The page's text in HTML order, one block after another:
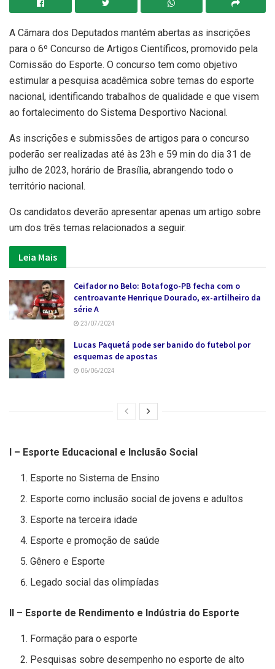
A Câmara dos Deputados mantém abertas as inscrições
para o 6º Concurso de Artigos Científicos, promovido pela
Comissão do Esporte. O concurso tem como objetivo
estimular a pesquisa acadêmica sobre temas do esporte
nacional, identificando trabalhos de qualidade e que visem
ao fortalecimento do Sistema Desportivo Nacional.
As inscrições e submissões de artigos para o concurso
poderão ser realizadas até às 23h e 59 min do dia 31 de
julho de 2023, horário de Brasília, abrangendo todo o
território nacional.
Os candidatos deverão apresentar apenas um artigo sobre
um dos três temas relacionados a seguir.
Leia Mais
Ceifador no Belo: Botafogo-PB fecha com o
centroavante Henrique Dourado, ex-artilheiro da
série A
23/07/2024
Lucas Paquetá pode ser banido do futebol por
esquemas de apostas
06/06/2024
I – Esporte Educacional e Inclusão Social
Esporte no Sistema de Ensino
Esporte como inclusão social de jovens e adultos
Esporte na terceira idade
Esporte e promoção de saúde
Gênero e Esporte
Legado social das olimpíadas
II – Esporte de Rendimento e Indústria do Esporte
Formação para o esporte
Pesquisas sobre desempenho no esporte de alto